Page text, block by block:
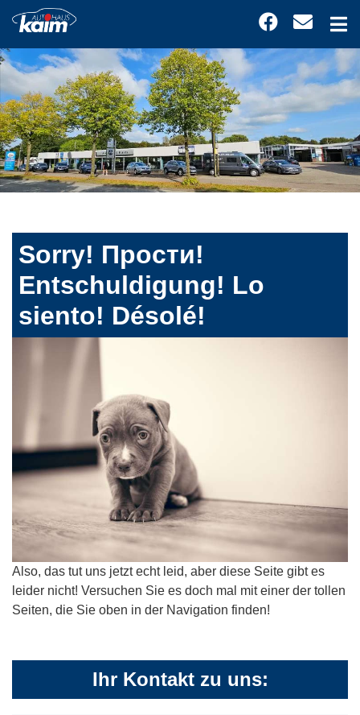
Sorry! Прости!
Entschuldigung! Lo
siento! Désolé!
Also, das tut uns jetzt echt leid, aber diese Seite gibt es
leider nicht! Versuchen Sie es doch mal mit einer der tollen
Seiten, die Sie oben in der Navigation finden!
Ihr Kontakt zu uns: